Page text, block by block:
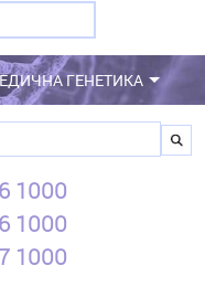
ГЕНЕТИКА
1000
1000
1000